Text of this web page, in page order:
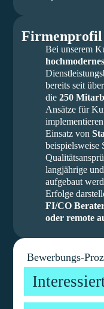
Firmenprofil
Bei unserem
bereits seit über
die 250
Ansätze für
Einsatz von
langjährige
aufgebaut
Erfolge
FI/CO
oder remote
Bewerbungs-